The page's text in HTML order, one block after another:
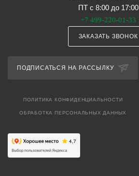
ПТ с 8:00 до 17:00
+7 499-220-01-33
ЗАКАЗАТЬ ЗВОНОК
ПОДПИСАТЬСЯ НА РАССЫЛКУ
ПОЛИТИКА КОНФИДЕНЦИАЛЬНОСТИ
ОБРАБОТКА ПЕРСОНАЛЬНЫХ ДАННЫХ